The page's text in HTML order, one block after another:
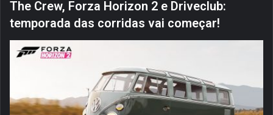
The Crew, Forza Horizon 2 e Driveclub:
temporada das corridas vai começar!